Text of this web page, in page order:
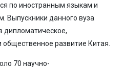
по иностранным языкам и
данного вуза
дипломатическое,
развитие Китая.
70 научно-